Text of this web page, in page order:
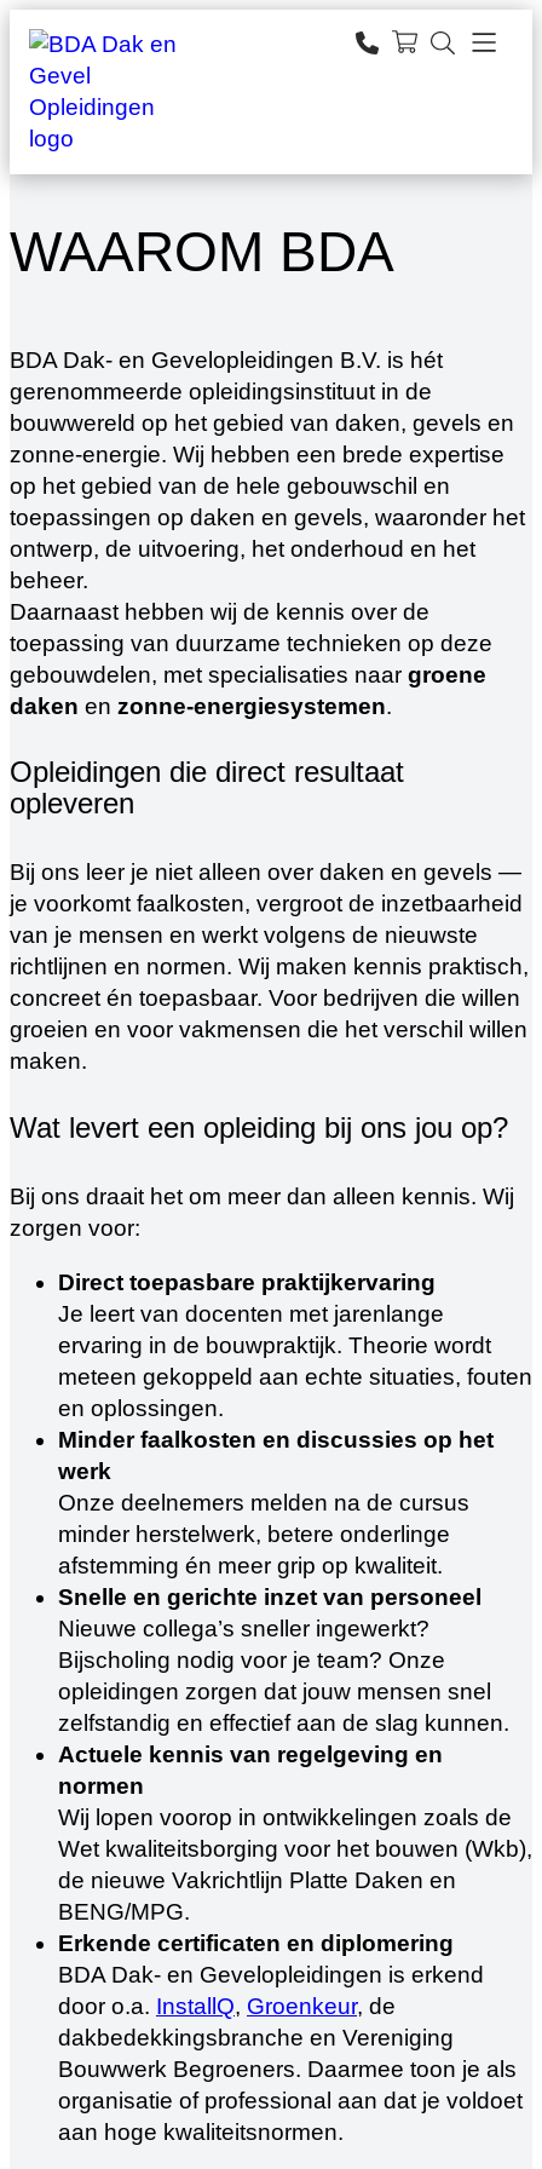
Ga
naar
de
inhoud
WAAROM BDA
BDA Dak- en Gevelopleidingen B.V. is hét
gerenommeerde opleidingsinstituut in de
bouwwereld op het gebied van daken, gevels en
zonne-energie. Wij hebben een brede expertise
op het gebied van de hele gebouwschil en
toepassingen op daken en gevels, waaronder het
ontwerp, de uitvoering, het onderhoud en het
beheer.
Daarnaast hebben wij de kennis over de
toepassing van duurzame technieken op deze
gebouwdelen, met specialisaties naar groene
daken en zonne-energiesystemen.
Opleidingen die direct resultaat
opleveren
Bij ons leer je niet alleen over daken en gevels —
je voorkomt faalkosten, vergroot de inzetbaarheid
van je mensen en werkt volgens de nieuwste
richtlijnen en normen. Wij maken kennis praktisch,
concreet én toepasbaar. Voor bedrijven die willen
groeien en voor vakmensen die het verschil willen
maken.
Wat levert een opleiding bij ons jou op?
Bij ons draait het om meer dan alleen kennis. Wij
zorgen voor:
Direct toepasbare praktijkervaring
Je leert van docenten met jarenlange
ervaring in de bouwpraktijk. Theorie wordt
meteen gekoppeld aan echte situaties, fouten
en oplossingen.
Minder faalkosten en discussies op het
werk
Onze deelnemers melden na de cursus
minder herstelwerk, betere onderlinge
afstemming én meer grip op kwaliteit.
Snelle en gerichte inzet van personeel
Nieuwe collega’s sneller ingewerkt?
Bijscholing nodig voor je team? Onze
opleidingen zorgen dat jouw mensen snel
zelfstandig en effectief aan de slag kunnen.
Actuele kennis van regelgeving en
normen
Wij lopen voorop in ontwikkelingen zoals de
Wet kwaliteitsborging voor het bouwen (Wkb),
de nieuwe Vakrichtlijn Platte Daken en
BENG/MPG.
Erkende certificaten en diplomering
BDA Dak- en Gevelopleidingen is erkend
door o.a. InstallQ, Groenkeur, de
dakbedekkingsbranche en Vereniging
Bouwwerk Begroeners. Daarmee toon je als
organisatie of professional aan dat je voldoet
aan hoge kwaliteitsnormen.